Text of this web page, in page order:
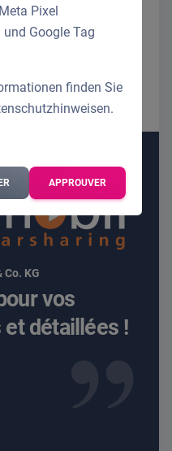
KG
vos
détaillées !
Pixel
Google Tag
finden Sie
.
APPROUVER